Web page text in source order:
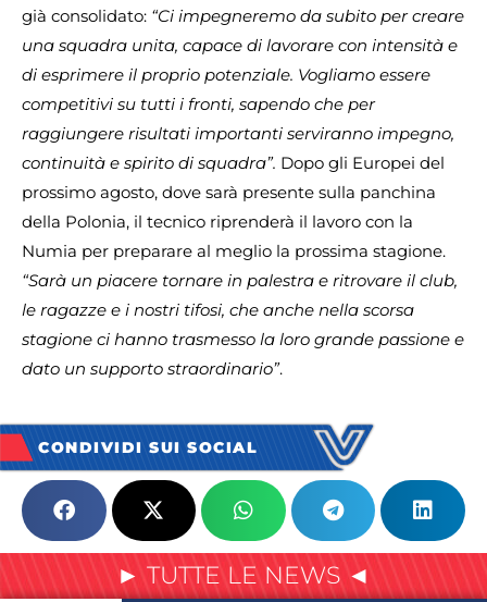
già consolidato: “Ci impegneremo da subito per creare
una squadra unita, capace di lavorare con intensità e
di esprimere il proprio potenziale. Vogliamo essere
competitivi su tutti i fronti, sapendo che per
raggiungere risultati importanti serviranno impegno,
continuità e spirito di squadra”. Dopo gli Europei del
prossimo agosto, dove sarà presente sulla panchina
della Polonia, il tecnico riprenderà il lavoro con la
Numia per preparare al meglio la prossima stagione.
“Sarà un piacere tornare in palestra e ritrovare il club,
le ragazze e i nostri tifosi, che anche nella scorsa
stagione ci hanno trasmesso la loro grande passione e
dato un supporto straordinario”.
CONDIVIDI SUI SOCIAL
► TUTTE LE NEWS ◄